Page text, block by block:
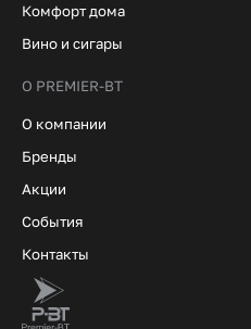
Комфорт дома
Вино и сигары
О PREMIER-BT
О компании
Бренды
Акции
События
Контакты